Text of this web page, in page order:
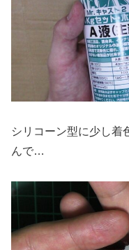
シリコーン型に少し着
んで…